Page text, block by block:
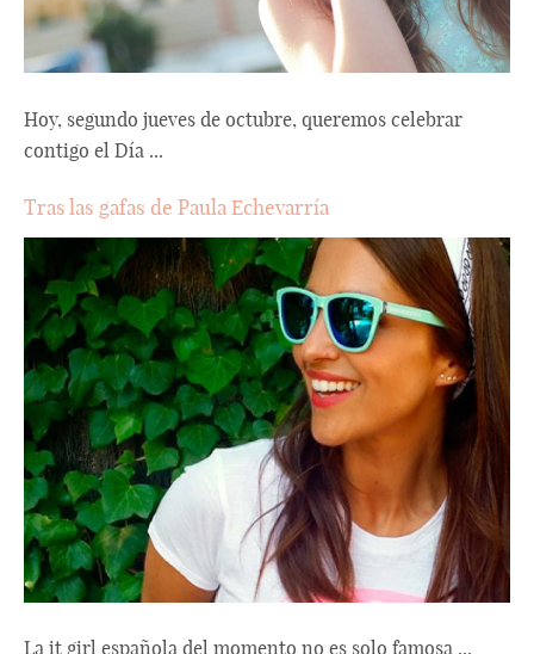
Hoy, segundo jueves de octubre, queremos celebrar
contigo el Día ...
Tras las gafas de Paula Echevarría
La it girl española del momento no es solo famosa ...